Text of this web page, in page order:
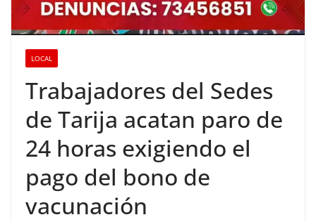
LOCAL
Trabajadores del Sedes
de Tarija acatan paro de
24 horas exigiendo el
pago del bono de
vacunación